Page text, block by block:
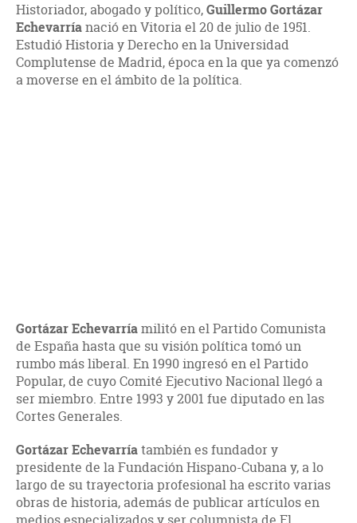
Historiador, abogado y político,Guillermo Gortázar
Echevarríanació en Vitoria el 20 de julio de 1951.
Estudió Historia y Derecho en la Universidad
Complutense de Madrid, época en la que ya comenzó
a moverse en el ámbito de la política.
Gortázar Echevarríamilitó en el Partido Comunista
de España hasta que su visión política tomó un
rumbo más liberal. En 1990 ingresó en el Partido
Popular, de cuyo Comité Ejecutivo Nacional llegó a
ser miembro. Entre 1993 y 2001 fue diputado en las
Cortes Generales.
Gortázar Echevarríatambién es fundador y
presidente de la Fundación Hispano-Cubana y, a lo
largo de su trayectoria profesional ha escrito varias
obras de historia, además de publicar artículos en